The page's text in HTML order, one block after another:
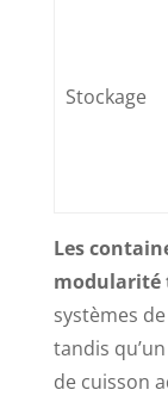
Stockage
Les
modularité
systèmes
tandis
de cuisson